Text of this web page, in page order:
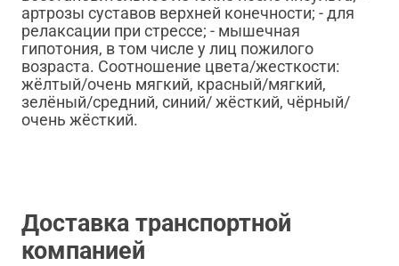
артрозы суставов верхней конечности; - для
релаксации при стрессе; - мышечная
гипотония, в том числе у лиц пожилого
возраста. Соотношение цвета/жесткости:
жёлтый/очень мягкий, красный/мягкий,
зелёный/средний, синий/ жёсткий, чёрный/
очень жёсткий.
Доставка транспортной
компанией